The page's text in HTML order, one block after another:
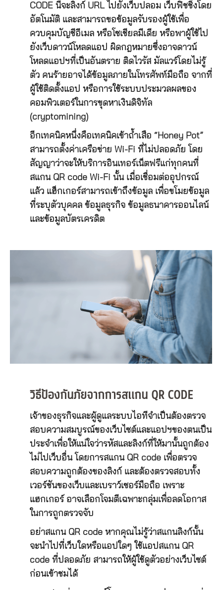
CODE นี้จะลิงก์ URL ไปยังเว็บปลอม เว็บฟิชชิ่งโดย
อัตโนมัติ และสามารถขอข้อมูลรับรองผู้ใช้เพื่อ
ควบคุมบัญชีอีเมล หรือโซเชียลมีเดีย หรือพาผู้ใช้ไป
ยังเว็บดาวน์โหลดแอป ผิดกฎหมายซึ่งอาจดาวน์
โหลดแอปฯที่เป็นอันตราย ติดไวรัส มัลแวร์โดยไม่รู้
ตัว คนร้ายอาจได้ข้อมูลภายในโทรศัพท์มือถือ จากที่
ผู้ใช้ติดตั้งแอป หรือการใช้ระบบประมวลผลของ
คอมพิวเตอร์ในการขุดหาเงินดิจิทัล
(cryptomining)
อีกเทคนิคหนึ่งคือเทคนิคเข้าถ้ำเสือ “Honey Pot”
สามารถตั้งค่าเครือข่าย Wi-Fi ที่ไม่ปลอดภัย โดย
สัญญาว่าจะให้บริการอินเทอร์เน็ตฟรีแก่ทุกคนที่
สแกน QR code Wi-Fi นั้น เมื่อเชื่อมต่ออุปกรณ์
แล้ว แฮ็กเกอร์สามารถเข้าถึงข้อมูล เพื่อขโมยข้อมูล
ที่ระบุตัวบุคคล ข้อมูลธุรกิจ ข้อมูลธนาคารออนไลน์
และข้อมูลบัตรเครดิต
วิธีป้องกันภัยจากการสแกน QR CODE
เจ้าของธุรกิจและผู้ดูแลระบบไอทีจำเป็นต้องตรวจ
สอบความสมบูรณ์ของเว็บไซต์และแอปฯของตนเป็น
ประจำเพื่อให้แน่ใจว่ารหัสและลิงก์ที่ให้มานั้นถูกต้อง
ไม่ไปเว็บอื่น โดยการสแกน QR code เพื่อตรวจ
สอบความถูกต้องของลิงก์ และต้องตรวจสอบทั้ง
เวอร์ชันของเว็บและเบราว์เซอร์มือถือ เพราะ
แฮกเกอร์ อาจเลือกโจมตีเฉพาะกลุ่มเพื่อลดโอกาส
ในการถูกตรวจจับ
อย่าสแกน QR code หากคุณไม่รู้ว่าสแกนลิงก์นั้น
จะนำไปที่เว็บใดหรือแอปใดๆ ใช้แอปสแกน QR
code ที่ปลอดภัย สามารถให้ผู้ใช้ดูตัวอย่างเว็บไซต์
ก่อนเข้าชมได้